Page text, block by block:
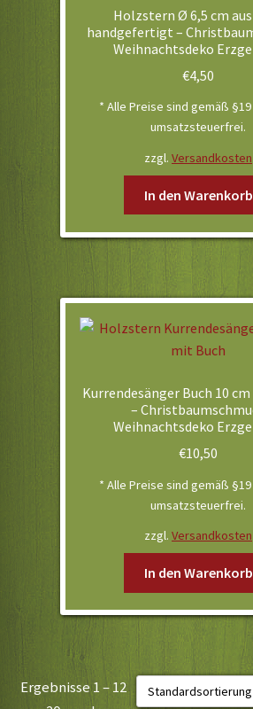
Holzstern Ø 6,5 cm
handgefertigt –
Weihnachtsdeko
€4,50
* Alle Preise sind gemäß §19
umsatzsteuerfrei.
zzgl. Versandkosten
In den Warenkorb
Kurrendesänger Buch 10
–
Weihnachtsdeko
€10,50
* Alle Preise sind gemäß §19
umsatzsteuerfrei.
zzgl. Versandkosten
In den Warenkorb
Ergebnisse 1 – 12